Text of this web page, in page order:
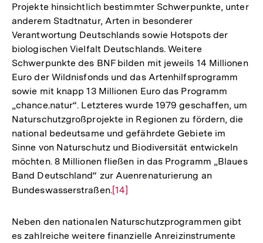
Projekte hinsichtlich bestimmter Schwerpunkte, unter
anderem Stadtnatur, Arten in besonderer
Verantwortung Deutschlands sowie Hotspots der
biologischen Vielfalt Deutschlands. Weitere
Schwerpunkte des BNF bilden mit jeweils 14 Millionen
Euro der Wildnisfonds und das Artenhilfsprogramm
sowie mit knapp 13 Millionen Euro das Programm
„chance.natur“. Letzteres wurde 1979 geschaffen, um
Naturschutzgroßprojekte in Regionen zu fördern, die
national bedeutsame und gefährdete Gebiete im
Sinne von Naturschutz und Biodiversität entwickeln
möchten. 8 Millionen fließen in das Programm „Blaues
Band Deutschland“ zur Auenrenaturierung an
Bundeswasserstraßen.Zur
der
Fußnote
[14]
Neben den nationalen Naturschutzprogrammen gibt
es zahlreiche weitere finanzielle Anreizinstrumente